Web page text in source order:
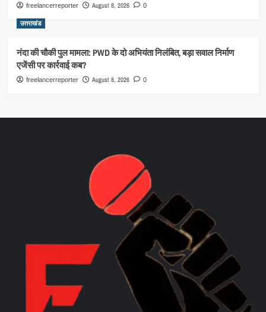
freelancerreporter August 8, 2026 0
उत्तराखंड
नंदा की चौकी पुल मामला: PWD के दो अभियंता निलंबित, बड़ा सवाल निर्माण
एजेंसी पर कार्रवाई कब?
freelancerreporter August 8, 2026 0